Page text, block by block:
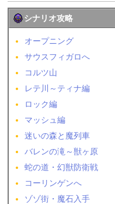
シナリオ攻略
オープニング
サウスフィガロへ
コルツ山
レテ川～ティナ編
ロック編
マッシュ編
迷いの森と魔列車
バレンの滝～獣ヶ原
蛇の道・幻獣防衛戦
コーリンゲンへ
ゾゾ街・魔石入手